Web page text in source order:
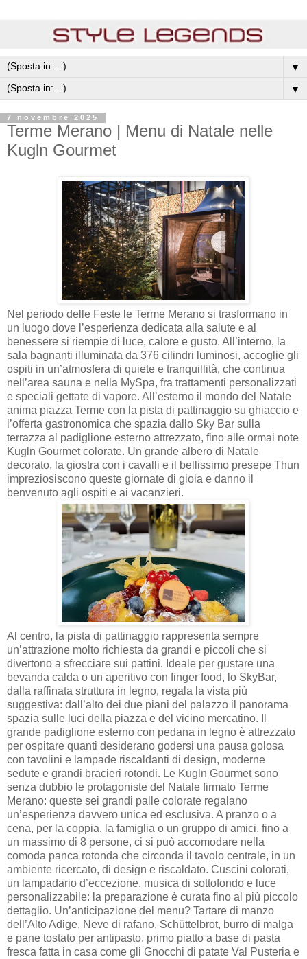
▼
▼
7 novembre 2025
Terme Merano | Menu di Natale nelle
Kugln Gourmet
Nel periodo delle Feste le Terme Merano si trasformano in
un luogo dove l’esperienza dedicata alla salute e al
benessere si riempie di luce, calore e gusto. All’interno, la
sala bagnanti illuminata da 376 cilindri luminosi, accoglie gli
ospiti in un’atmosfera di quiete e tranquillità, che continua
nell’area sauna e nella MySpa, fra trattamenti personalizzati
e speciali gettate di vapore. All’esterno il mondo del Natale
anima piazza Terme con la pista di pattinaggio su ghiaccio e
l’offerta gastronomica che spazia dallo Sky Bar sulla
terrazza al padiglione esterno attrezzato, fino alle ormai note
Kugln Gourmet colorate. Un grande albero di Natale
decorato, la giostra con i cavalli e il bellissimo presepe Thun
impreziosiscono queste giornate di gioia e danno il
benvenuto agli ospiti e ai vacanzieri.
Al centro, la pista di pattinaggio rappresenta sempre
un’attrazione molto richiesta da grandi e piccoli che si
divertono a sfrecciare sui pattini. Ideale per gustare una
bevanda calda o un aperitivo con finger food, lo SkyBar,
dalla raffinata struttura in legno, regala la vista più
suggestiva: dall’alto dei due piani del palazzo il panorama
spazia sulle luci della piazza e del vicino mercatino. Il
grande padiglione esterno con pedana in legno è attrezzato
per ospitare quanti desiderano godersi una pausa golosa
con tavolini e lampade riscaldanti di design, moderne
sedute e grandi bracieri rotondi. Le Kugln Gourmet sono
senza dubbio le protagoniste del Natale firmato Terme
Merano: queste sei grandi palle colorate regalano
un’esperienza davvero unica ed esclusiva. A pranzo o a
cena, per la coppia, la famiglia o un gruppo di amici, fino a
un massimo di 8 persone, ci si può accomodare nella
comoda panca rotonda che circonda il tavolo centrale, in un
ambiente ricercato, di design e riscaldato. Cuscini colorati,
un lampadario d’eccezione, musica di sottofondo e luce
personalizzabile: la preparazione è curata fino al più piccolo
dettaglio. Un’anticipazione del menu? Tartare di manzo
dell’Alto Adige, Neve di rafano, Schüttelbrot, burro di malga
e pane tostato per antipasto, primo piatto a base di pasta
fresca fatta in casa come gli Gnocchi di patate Val Pusteria e